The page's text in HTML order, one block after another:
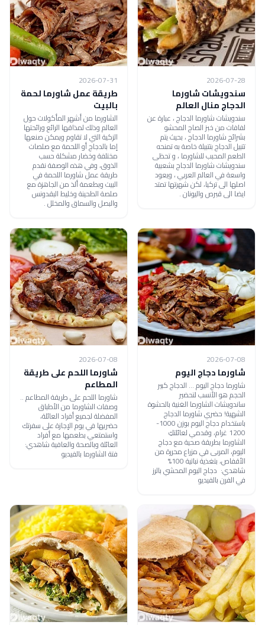
2026-07-28
سندويشات شاورما
الدجاج منال العالم
سندويشات شاورما الدجاج ، عبارة عن
لفافات من خبز الصاج المحشو
بشرائح شاورما الدجاج ، بحيث يتم
تتبيل الدجاج بتتبيلة خاصة به تمنحه
الطعم المحبب للشاورما ، و تحظى
سندويشات شاورما الدجاج بشعبية
واسعة في العالم العربي ، ويعود
اصلها الى تركيا، لكن شهرتها تمتد
ايضا الى قبرص واليونان .
2026-07-31
طريقة عمل شاورما لحمة
بالبيت
الشاورما من أشهر المأكولات حول
العالم وذلك لمذاقها الرائع ورائحتها
الزكية التي لا تقاوم ويمكن صنعها
إما بالدجاج أو اللحمة مع صلصات
مختلفة وخضار مشكلة حسب
الذوق، وفي هذه الوصفة نقدم
طريقة عمل شاورما اللحمة في
البيت وبطعمة ألذ من الجاهزة مع
صلصة الطحينة وخليط البقدونس
والبصل والسماق والمخلل .
2026-07-08
شاورما دجاج اليوم
شاورما دجاج اليوم ... الدجاج كبير
الحجم هو الأنسب لتحضير
ساندويشات الشاورما الغنية بالحشوة
الشهية! حضري شاورما الدجاج
باستخدام دجاج اليوم بوزن 1000-
1200 غرام، وقدمي لعائلتكِ
الشاورما بطريقة صحية مع دجاج
اليوم، المربى في مزراع محررة من
الأقفاص، بتغذية نباتية 100%
شاهدي: دجاج اليوم المحشي بالرز
في الفرن بالفيديو
2026-07-08
شاورما اللحم على طريقة
المطاعم
شاورما اللحم على طريقة المطاعم ..
وصفات الشاورما من الأطباق
المفضلة لجميع أفراد العائلة،
حضريها في يوم الإجازة على سفرتك
واستمتعي بطعمها مع أفراد
العائلة وبالصحة والعافية شاهدي:
فتة الشاورما بالفيديو